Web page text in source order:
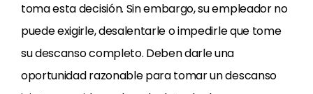
toma esta decisión. Sin embargo, su empleador no
puede exigirle, desalentarle o impedirle que tome
su descanso completo. Deben darle una
oportunidad razonable para tomar un descanso